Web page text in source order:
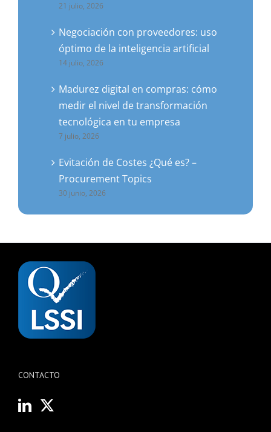
21 julio, 2026
Negociación con proveedores: uso
óptimo de la inteligencia artificial
14 julio, 2026
Madurez digital en compras: cómo
medir el nivel de transformación
tecnológica en tu empresa
7 julio, 2026
Evitación de Costes ¿Qué es? –
Procurement Topics
30 junio, 2026
CONTACTO